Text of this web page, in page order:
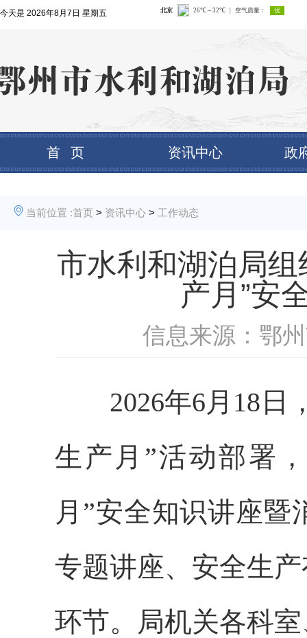
今天是 2026年8月7日 星期五
首 页 资讯中心 政
当前位置 :首页 > 资讯中心 > 工作动态
市水利和湖泊局
产月”安
信息来源：鄂
2026年6月18日，
生产月”活动部署
月”安全知识讲座
专题讲座、安全生
环节。局机关各科